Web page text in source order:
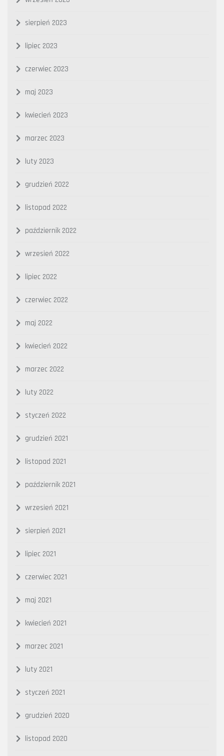
sierpień 2023
lipiec 2023
czerwiec 2023
maj 2023
kwiecień 2023
marzec 2023
luty 2023
grudzień 2022
listopad 2022
październik 2022
wrzesień 2022
lipiec 2022
czerwiec 2022
maj 2022
kwiecień 2022
marzec 2022
luty 2022
styczeń 2022
grudzień 2021
listopad 2021
październik 2021
wrzesień 2021
sierpień 2021
lipiec 2021
czerwiec 2021
maj 2021
kwiecień 2021
marzec 2021
luty 2021
styczeń 2021
grudzień 2020
listopad 2020